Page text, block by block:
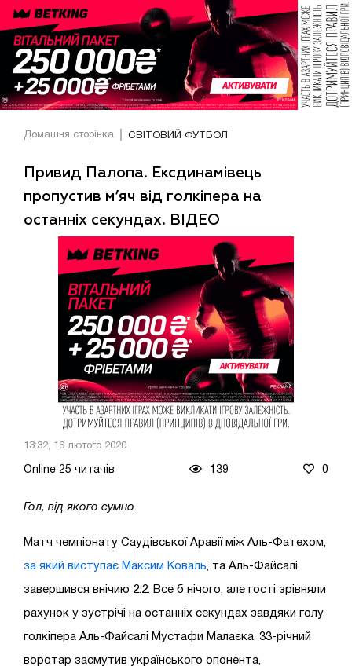
Домашня сторінка СВІТОВИЙ ФУТБОЛ
Привид Палопа. Ексдинамівець
пропустив м’яч від голкіпера на
останніх секундах. ВІДЕО
13:32, 16 лютого 2020
Online 25 читачів 139 0
Гол, від якого сумно
Матч чемпіонату Саудівської Аравії між Аль-Фатехом,
за який виступає Максим Коваль , та Аль-Файсалі
завершився внічию 2:2. Все б нічого, але гості зрівняли
рахунок у зустрічі на останніх секундах завдяки голу
голкіпера Аль-Файсалі Мустафи Малаєка. 33-річний
воротар засмутив українського опонента,